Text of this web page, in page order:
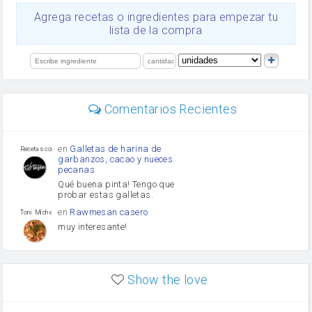
Ajos
salsa de soja
limón
Agrega recetas o ingredientes para empezar tu
lista de la compra
Comentarios Recientes
Recetas con sazon
en Galletas de harina de
garbanzos, cacao y nueces
pecanas
Qué buena pinta! Tengo que
probar estas galletas.
Toni Michel Caubet
en Rawmesan casero
muy interesante!
enLasaña casera fácil y
Show the love